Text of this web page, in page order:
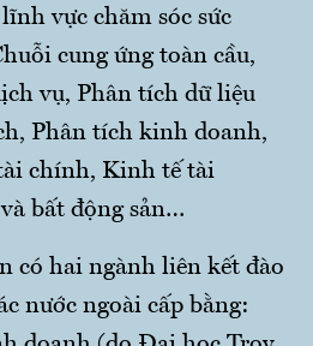
vực chăm sóc sức
cung ứng toàn cầu,
vụ, Phân tích dữ liệu
Phân tích kinh doanh,
chính, Kinh tế tài
bất động sản…
có hai ngành liên kết đào
nước ngoài cấp bằng: